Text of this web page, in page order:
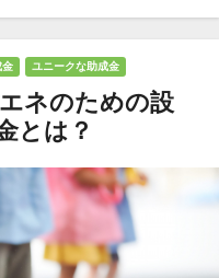
金 ユニークな助成金
ネのための設
とは？